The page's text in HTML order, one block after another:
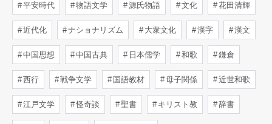
平安時代 物語文学 源氏物語 文化 花田清輝
近代化 ナショナリズム 大衆文化 漢字 漢文
中国思想 中国古典 日本儒学 和歌 鎌倉
西行 戦争文学 国語教材 母子関係 近世和歌
江戸文学 怪奇談 聖書 キリスト教 辞書